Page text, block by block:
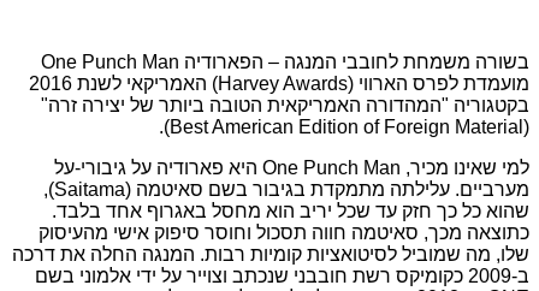
בשורה משמחת לחובבי המנגה – הפארודיה One Punch Man
מועמדת לפרס הארווי (Harvey Awards) האמריקאי לשנת 2016
בקטגוריה "המהדורה האמריקאית הטובה ביותר של יצירה זרה"
(Best American Edition of Foreign Material).
למי שאינו מכיר, One Punch Man היא פארודיה על גיבורי-על
מערביים. עלילתה מתמקדת בגיבור בשם סאיטמה (Saitama),
שהוא כל כך חזק עד שכל יריב הוא מחסל באגרוף אחד בלבד.
כתוצאה מכך, סאיטמה חווה תסכול וחוסר סיפוק אישי מהעיסוק
שלו, מה שמוביל לסיטואציות קומיות רבות. המנגה החלה את דרכה
ב-2009 כקומיקס רשת חובבני שנכתב וצוייר על ידי אלמוני בשם